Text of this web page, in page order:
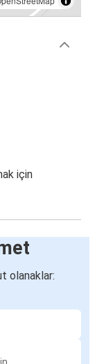
için
olanaklar: